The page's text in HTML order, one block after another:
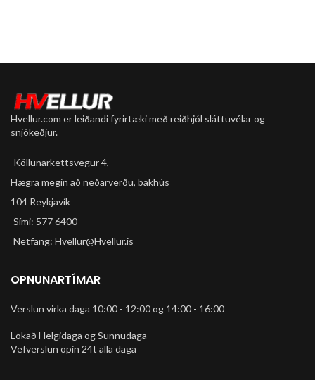
Hvellur.com er leiðandi fyrirtæki með reiðhjól sláttuvélar og
snjókeðjur.
Köllunarkettsvegur 4,
Hægra megin að neðarverðu, bakhús
104 Reykjavík
Sími: 577 6400
Netfang: Hvellur@Hvellur.is
OPNUNARTÍMAR
Verslun virka daga 10:00 - 12:00 og 14:00 - 16:00
Lokað Helgidaga og Sunnudaga
Vefverslun opin 24t alla daga